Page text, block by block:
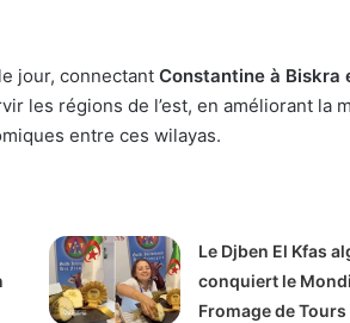
jour, connectant Constantine à Biskra
les régions de l’est, en améliorant la
entre ces wilayas.
Le Djben El Kfas
conquiert le
Fromage de Tours